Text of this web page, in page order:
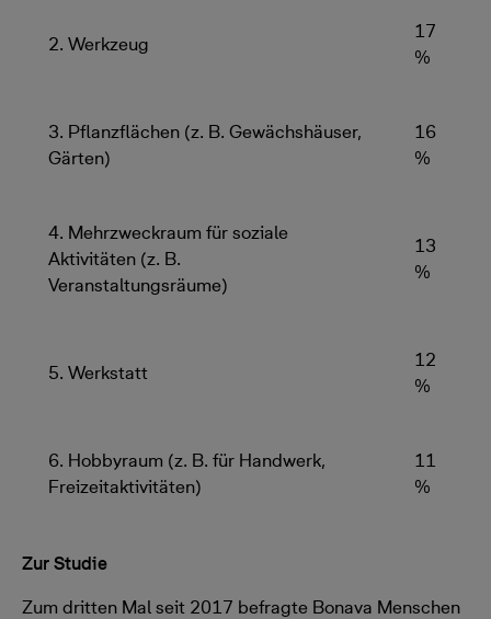
2. Werkzeug
17
%
3. Pflanzflächen (z. B. Gewächshäuser,
Gärten)
16
%
4. Mehrzweckraum für soziale
Aktivitäten (z. B.
Veranstaltungsräume)
13
%
5. Werkstatt
12
%
6. Hobbyraum (z. B. für Handwerk,
Freizeitaktivitäten)
11
%
Zur Studie
Zum dritten Mal seit 2017 befragte Bonava Menschen